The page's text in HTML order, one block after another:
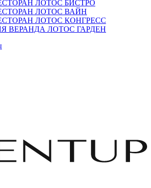
ЛОТОС БИСТРО
ЛОТОС ВАЙН
ЛОТОС КОНГРЕСС
ВЕРАНДА ЛОТОС ГАРДЕН